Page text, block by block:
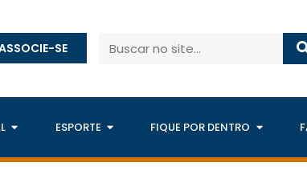
SE
ESPORTE FIQUE POR DENTRO